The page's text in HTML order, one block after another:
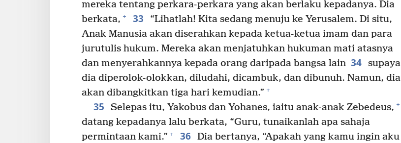
mereka tentang perkara-perkara yang akan berlaku kepadanya. Dia
berkata, + 33
“Lihatlah! Kita sedang menuju ke Yerusalem. Di situ,
Anak Manusia akan diserahkan kepada ketua-ketua imam dan para
jurutulis hukum. Mereka akan menjatuhkan hukuman mati atasnya
dan menyerahkannya kepada orang daripada bangsa lain 34 supaya
dia diperolok-olokkan, diludahi, dicambuk, dan dibunuh. Namun, dia
akan dibangkitkan tiga hari kemudian.” +
35 Selepas itu, Yakobus dan Yohanes, iaitu anak-anak Zebedeus, +
datang kepadanya lalu berkata, “Guru, tunaikanlah apa sahaja
permintaan kami.” + 36 Dia bertanya, “Apakah yang kamu ingin aku